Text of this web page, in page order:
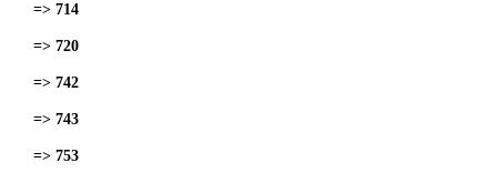
=> 714
=> 720
=> 742
=> 743
=> 753